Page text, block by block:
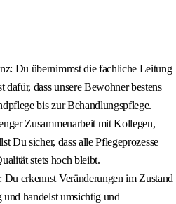
Du übernimmst die fachliche Leitung
dafür, dass unsere Bewohner bestens
bis zur Behandlungspflege.
Zusammenarbeit mit Kollegen,
Du sicher, dass alle Pflegeprozesse
stets hoch bleibt.
erkennst Veränderungen im Zustand
handelst umsichtig und